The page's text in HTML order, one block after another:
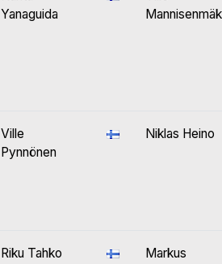
Yanaguida
Ville
Pynnönen
Niklas Heino
Riku Tahko
Markus